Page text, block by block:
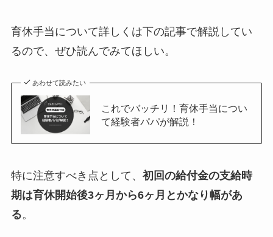
育休手当について詳しくは下の記事で解説してい
るので、ぜひ読んでみてほしい。
あわせて読みたい
これでバッチリ！育休手当につい
て経験者パパが解説！
特に注意すべき点として、 初回の給付金の支給時
期は育休開始後3ヶ月から6ヶ月とかなり幅があ
る。